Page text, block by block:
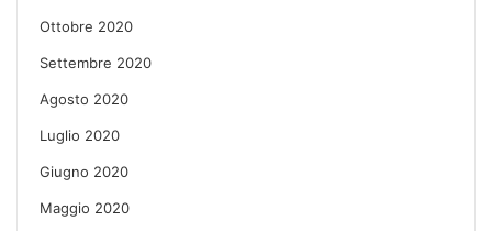
Ottobre 2020
Settembre 2020
Agosto 2020
Luglio 2020
Giugno 2020
Maggio 2020